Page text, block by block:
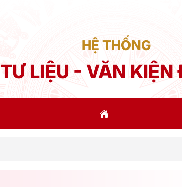
HỆ THỐNG
TƯ LIỆU - VĂN KIỆN